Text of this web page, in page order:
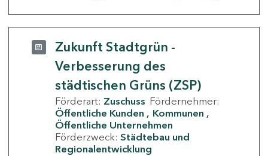
Zukunft Stadtgrün -
Verbesserung des
städtischen Grüns (ZSP)
Förderart: Zuschuss Fördernehmer:
Öffentliche Kunden
Kommunen
Öffentliche Unternehmen
Förderzweck: Städtebau und
Regionalentwicklung